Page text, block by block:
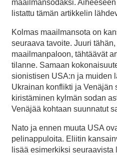
maailmansodaksi.
listattu tämän artikkelin
Kolmas maailmansota on
seuraava tavoite. Juuri
maailmanpaloon, tähtäävät
tilanne. Samaan
sionistisen USA:n ja muiden
Ukrainan konflikti ja Venäjän
kiristäminen kylmän sodan
Venäjää kohtaan suunnatut
Nato ja ennen muuta USA
pelinappuloita. Eliitin
lisää esimerkiksi seuraavista